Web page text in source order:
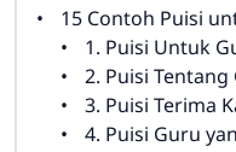
15 Contoh Puisi untuk
1. Puisi Untuk Guru
2. Puisi
3. Puisi Terima
4. Puisi Guru